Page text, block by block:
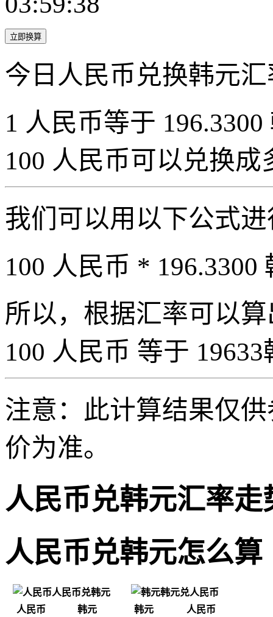
立即换算
今日人民币兑换韩元
1 人民币等于
100 人民币可以兑换成
我们可以用以下公式
100 人民币 * 196.3300
所以，根据汇率可以
100 人民币 等于
注意：此计算结果仅
价为准。
人民币兑韩元汇率走
人民币兑韩元怎么算
人民币兑韩元
韩元兑人民币
人民币
韩元 韩元
人民币